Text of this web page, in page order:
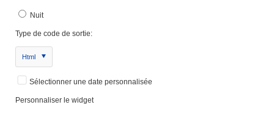
Nuit
Type de code de sortie:
Html
Sélectionner une date personnalisée
Personnaliser le widget